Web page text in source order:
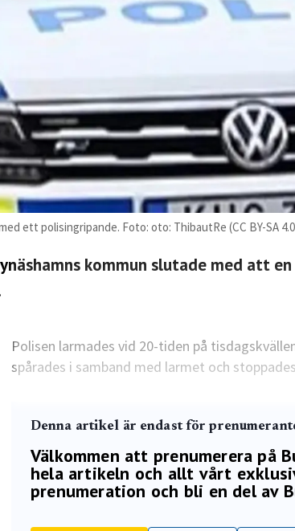
ett polisingripande. Foto: oto: ThibautRe (CC BY-SA
kommun slutade med att
Polisen larmades vid 20-tiden på
spårades i samband med larmet och
Denna artikel är endast för
Välkommen att prenumerera på
hela artikeln och allt vårt
prenumeration och bli en del av